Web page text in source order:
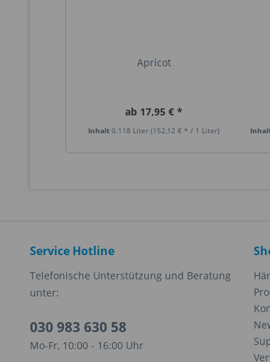
Apricot
ab 17,95 € *
Inhalt0.118 Liter(152,12 € * / 1 Liter)
Service Hotline
Telefonische Unterstützung und Beratung
unter:
030 983 630 58
Mo-Fr, 10:00 - 16:00 Uhr